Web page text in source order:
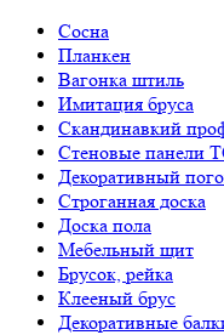
Сосна
Планкен
Вагонка штиль
Имитация бруса
Скандинавкий
Стеновые панели
Декоративный
Строганная доска
Доска пола
Мебельный щит
Брусок, рейка
Клееный брус
Декоративные